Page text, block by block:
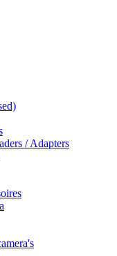
/ Adapters